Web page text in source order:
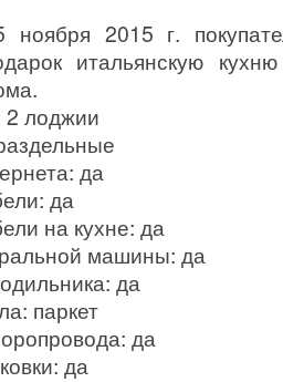
ноября 2015 г.
итальянскую
2 лоджии
да
да
на кухне: да
машины: да
да
паркет
да
да